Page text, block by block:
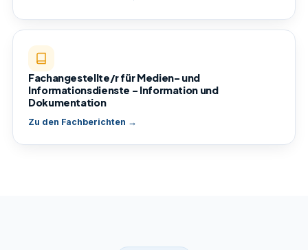
Fachangestellte/r für Medien- und
Informationsdienste – Information und
Dokumentation
Zu den Fachberichten →